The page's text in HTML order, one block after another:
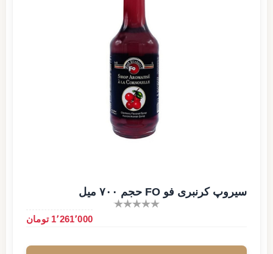
سیروپ کرنبری فو FO حجم ۷۰۰ میل
1٬261٬000 تومان